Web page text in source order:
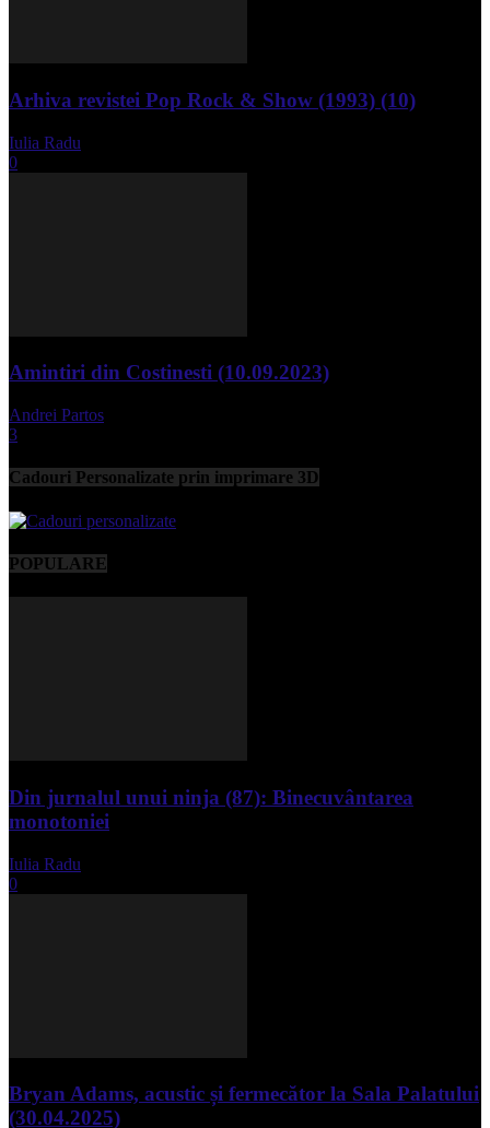
Arhiva revistei Pop Rock & Show (1993) (10)
Iulia Radu
0
Amintiri din Costinesti (10.09.2023)
Andrei Partos
3
Cadouri Personalizate prin imprimare 3D
POPULARE
Din jurnalul unui ninja (87): Binecuvântarea
monotoniei
Iulia Radu
0
Bryan Adams, acustic și fermecător la Sala Palatului
(30.04.2025)